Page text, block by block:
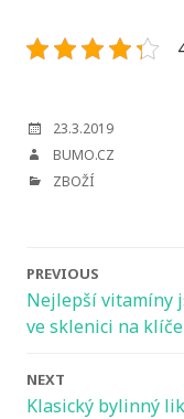
POSTED
23.3.2019
AUTHOR
BUMO.CZ
CATEGORIES
ZBOŽÍ
Post
PREVIOUS
Nejlepší vitamíny
ve sklenici na
NEXT
Klasický bylinný